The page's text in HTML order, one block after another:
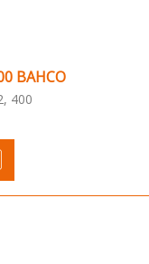
BAHCO
400